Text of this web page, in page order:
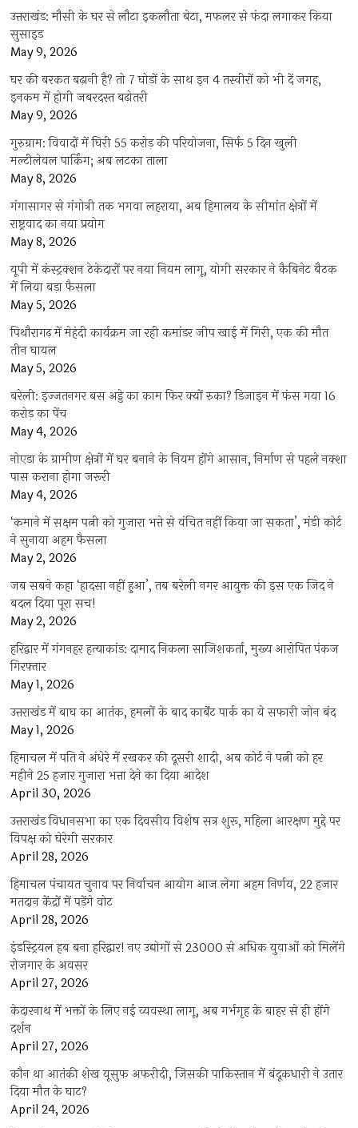
उत्तराखंड: मौसी के घर से लौटा इकलौता बेटा, मफलर से फंदा लगाकर किया
सुसाइड
May 9, 2026
घर की बरकत बढ़ानी है? तो 7 घोड़ों के साथ इन 4 तस्वीरों को भी दें जगह,
इनकम में होगी जबरदस्त बढ़ोतरी
May 9, 2026
गुरुग्राम: विवादों में घिरी 55 करोड़ की परियोजना, सिर्फ 5 दिन खुली
मल्टीलेवल पार्किंग; अब लटका ताला
May 8, 2026
गंगासागर से गंगोत्री तक भगवा लहराया, अब हिमालय के सीमांत क्षेत्रों में
राष्ट्रवाद का नया प्रयोग
May 8, 2026
यूपी में कंस्ट्रक्शन ठेकेदारों पर नया नियम लागू, योगी सरकार ने कैबिनेट बैठक
में लिया बड़ा फैसला
May 5, 2026
पिथौरागढ़ में मेहंदी कार्यक्रम जा रही कमांडर जीप खाई में गिरी, एक की मौत
तीन घायल
May 5, 2026
बरेली: इज्जतनगर बस अड्डे का काम फिर क्यों रुका? डिजाइन में फंस गया 16
करोड़ का पेंच
May 4, 2026
नोएडा के ग्रामीण क्षेत्रों में घर बनाने के नियम होंगे आसान, निर्माण से पहले नक्शा
पास कराना होगा जरूरी
May 4, 2026
‘कमाने में सक्षम पत्नी को गुजारा भत्ते से वंचित नहीं किया जा सकता’, मंडी कोर्ट
ने सुनाया अहम फैसला
May 2, 2026
जब सबने कहा ‘हादसा नहीं हुआ’, तब बरेली नगर आयुक्त की इस एक जिद ने
बदल दिया पूरा सच!
May 2, 2026
हरिद्वार में गंगनहर हत्याकांड: दामाद निकला साजिशकर्ता, मुख्य आरोपित पंकज
गिरफ्तार
May 1, 2026
उत्तराखंड में बाघ का आतंक, हमलों के बाद कार्बेट पार्क का ये सफारी जोन बंद
May 1, 2026
हिमाचल में पति ने अंधेरे में रखकर की दूसरी शादी, अब कोर्ट ने पत्नी को हर
महीने 25 हजार गुजारा भत्ता देने का दिया आदेश
April 30, 2026
उत्तराखंड विधानसभा का एक दिवसीय विशेष सत्र शुरू, महिला आरक्षण मुद्दे पर
विपक्ष को घेरेगी सरकार
April 28, 2026
हिमाचल पंचायत चुनाव पर निर्वाचन आयोग आज लेगा अहम निर्णय, 22 हजार
मतदान केंद्रों में पड़ेंगे वोट
April 28, 2026
इंडस्ट्रियल हब बना हरिद्वार! नए उद्योगों से 23000 से अधिक युवाओं को मिलेंगे
रोजगार के अवसर
April 27, 2026
केदारनाथ में भक्तों के लिए नई व्यवस्था लागू, अब गर्भगृह के बाहर से ही होंगे
दर्शन
April 27, 2026
कौन था आतंकी शेख यूसुफ अफरीदी, जिसकी पाकिस्तान में बंदूकधारी ने उतार
दिया मौत के घाट?
April 24, 2026